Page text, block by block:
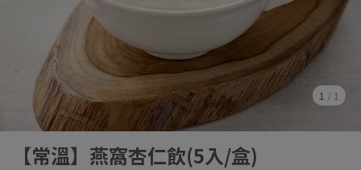
1 / 1
【常溫】燕窩杏仁飲(5入/盒)